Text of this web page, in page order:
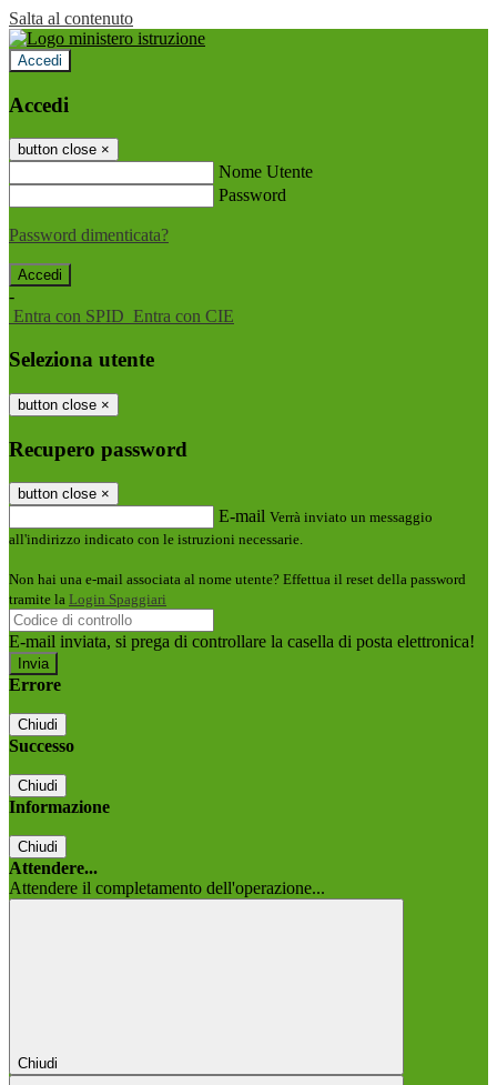
Salta al contenuto
Accedi
Accedi
button close ×
Nome Utente
Password
Password dimenticata?
-
Entra con SPID Entra con CIE
Seleziona utente
button close ×
Recupero password
button close ×
E-mail Verrà inviato un messaggio
all'indirizzo indicato con le istruzioni necessarie.
Non hai una e-mail associata al nome utente? Effettua il reset della password
tramite la Login Spaggiari
E-mail inviata, si prega di controllare la casella di posta elettronica!
Errore
Chiudi
Successo
Chiudi
Informazione
Chiudi
Attendere...
Attendere il completamento dell'operazione...
Chiudi